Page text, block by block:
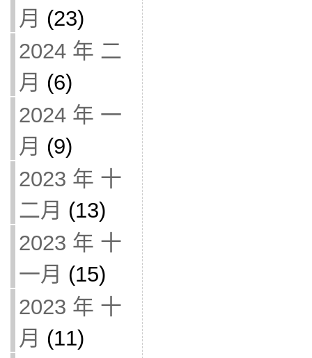
月 (23)
2024 年 二
月 (6)
2024 年 一
月 (9)
2023 年 十
二月 (13)
2023 年 十
一月 (15)
2023 年 十
月 (11)